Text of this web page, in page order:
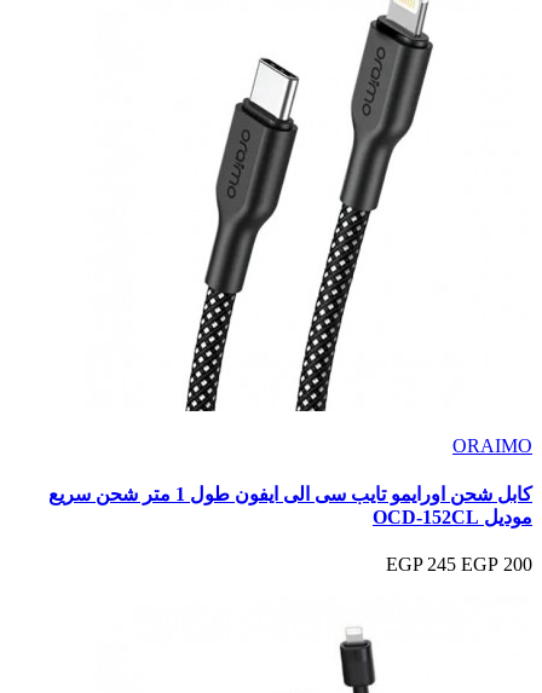
ORAIMO
كابل شحن اورايمو تايب سى الى ايفون طول 1 متر شحن سريع
موديل OCD-152CL
200 EGP
245 EGP